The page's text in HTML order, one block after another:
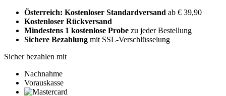
Österreich: Kostenloser Standardversand ab € 39,90
Kostenloser Rückversand
Mindestens 1 kostenlose Probe zu jeder Bestellung
Sichere Bezahlung mit SSL-Verschlüsselung
Sicher bezahlen mit
Nachnahme
Vorauskasse